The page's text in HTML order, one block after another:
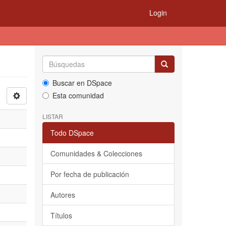
Login
Buscar en DSpace
Esta comunidad
LISTAR
Todo DSpace
Comunidades & Colecciones
Por fecha de publicación
Autores
Títulos